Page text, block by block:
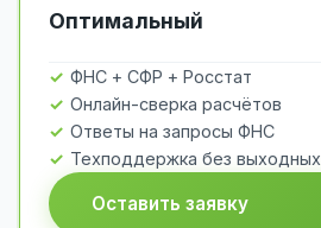
Оптимальный
ФНС + СФР + Росстат
Онлайн-сверка расчётов
Ответы на запросы ФНС
Техподдержка без выходных
Оставить заявку